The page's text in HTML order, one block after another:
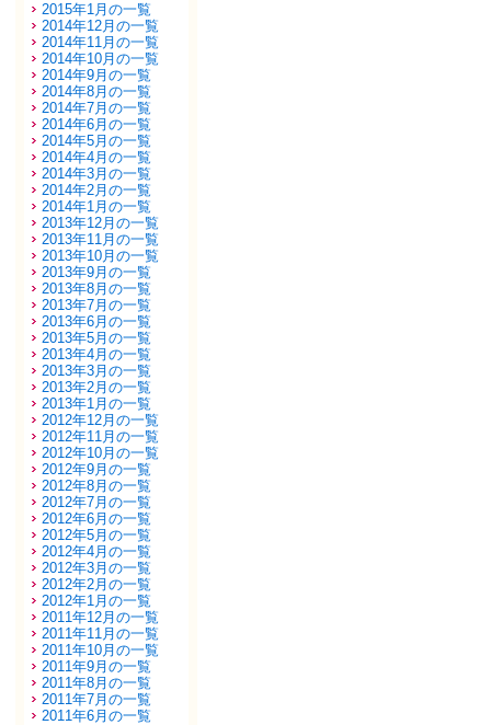
2015年1月の一覧
2014年12月の一覧
2014年11月の一覧
2014年10月の一覧
2014年9月の一覧
2014年8月の一覧
2014年7月の一覧
2014年6月の一覧
2014年5月の一覧
2014年4月の一覧
2014年3月の一覧
2014年2月の一覧
2014年1月の一覧
2013年12月の一覧
2013年11月の一覧
2013年10月の一覧
2013年9月の一覧
2013年8月の一覧
2013年7月の一覧
2013年6月の一覧
2013年5月の一覧
2013年4月の一覧
2013年3月の一覧
2013年2月の一覧
2013年1月の一覧
2012年12月の一覧
2012年11月の一覧
2012年10月の一覧
2012年9月の一覧
2012年8月の一覧
2012年7月の一覧
2012年6月の一覧
2012年5月の一覧
2012年4月の一覧
2012年3月の一覧
2012年2月の一覧
2012年1月の一覧
2011年12月の一覧
2011年11月の一覧
2011年10月の一覧
2011年9月の一覧
2011年8月の一覧
2011年7月の一覧
2011年6月の一覧